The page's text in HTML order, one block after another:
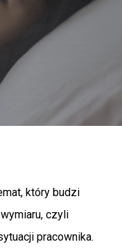
który budzi
czyli
pracownika.